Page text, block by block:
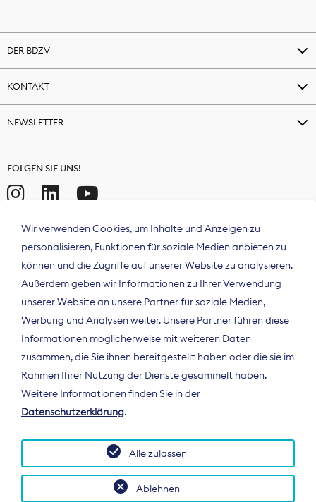
DER BDZV
KONTAKT
NEWSLETTER
FOLGEN SIE UNS!
Der Bundesverband Digitalpublisher und
Zeitungsverleger (BDZV) vertritt als
Spitzenorganisation die Interessen der
Deutschland und auf EU-Ebene.
Wir verwenden Cookies, um Inhalte und Anzeigen zu
personalisieren, Funktionen für soziale Medien anbieten zu
können und die Zugriffe auf unserer Website zu analysieren.
Außerdem geben wir Informationen zu Ihrer Verwendung
unserer Website an unsere Partner für soziale Medien,
Werbung und Analysen weiter. Unsere Partner führen diese
Informationen möglicherweise mit weiteren Daten
zusammen, die Sie ihnen bereitgestellt haben oder die sie im
Rahmen Ihrer Nutzung der Dienste gesammelt haben.
Weitere Informationen finden Sie in der
Datenschutzerklärung.
Ablehnen
Alle zulassen